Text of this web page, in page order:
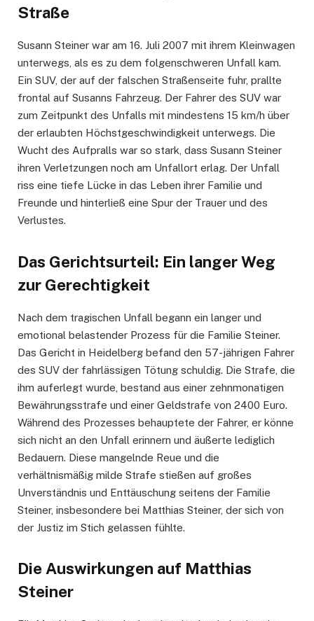
Straße
Susann Steiner war am 16. Juli 2007 mit ihrem Kleinwagen
unterwegs, als es zu dem folgenschweren Unfall kam.
Ein SUV, der auf der falschen Straßenseite fuhr, prallte
frontal auf Susanns Fahrzeug. Der Fahrer des SUV war
zum Zeitpunkt des Unfalls mit mindestens 15 km/h über
der erlaubten Höchstgeschwindigkeit unterwegs. Die
Wucht des Aufpralls war so stark, dass Susann Steiner
ihren Verletzungen noch am Unfallort erlag. Der Unfall
riss eine tiefe Lücke in das Leben ihrer Familie und
Freunde und hinterließ eine Spur der Trauer und des
Verlustes.
Das Gerichtsurteil: Ein langer Weg
zur Gerechtigkeit
Nach dem tragischen Unfall begann ein langer und
emotional belastender Prozess für die Familie Steiner.
Das Gericht in Heidelberg befand den 57-jährigen Fahrer
des SUV der fahrlässigen Tötung schuldig. Die Strafe, die
ihm auferlegt wurde, bestand aus einer zehnmonatigen
Bewährungsstrafe und einer Geldstrafe von 2400 Euro.
Während des Prozesses behauptete der Fahrer, er könne
sich nicht an den Unfall erinnern und äußerte lediglich
Bedauern. Diese mangelnde Reue und die
verhältnismäßig milde Strafe stießen auf großes
Unverständnis und Enttäuschung seitens der Familie
Steiner, insbesondere bei Matthias Steiner, der sich von
der Justiz im Stich gelassen fühlte.
Die Auswirkungen auf Matthias
Steiner